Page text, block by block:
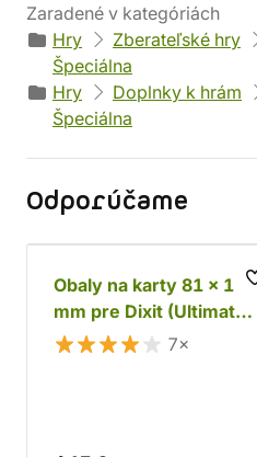
Zaradené v kategóriách
Hry
Zberateľské hry
Špeciálna
Hry
Doplnky k hrám
Špeciálna
Odporúčame
Obaly na karty 81 x 122
mm pre Dixit (Ultimate
Guard Premium Soft)
7×